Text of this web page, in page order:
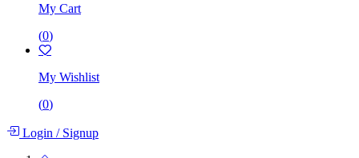
My Cart
(0)
My Wishlist
(0)
Login /Signup